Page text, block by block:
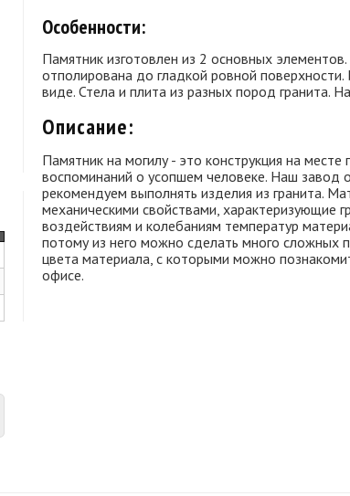
Особенности:
Памятник изготовлен из 2 основных
отполирована до гладкой ровной
виде. Стела и плита из разных пород гранита.
Описание:
Памятник на могилу - это конструкция на
воспоминаний о усопшем человеке. Наш
рекомендуем выполнять изделия из гранита.
механическими свойствами, характеризующие
воздействиям и колебаниям температур
потому из него можно сделать много сложных
цвета материала, с которыми можно
офисе.